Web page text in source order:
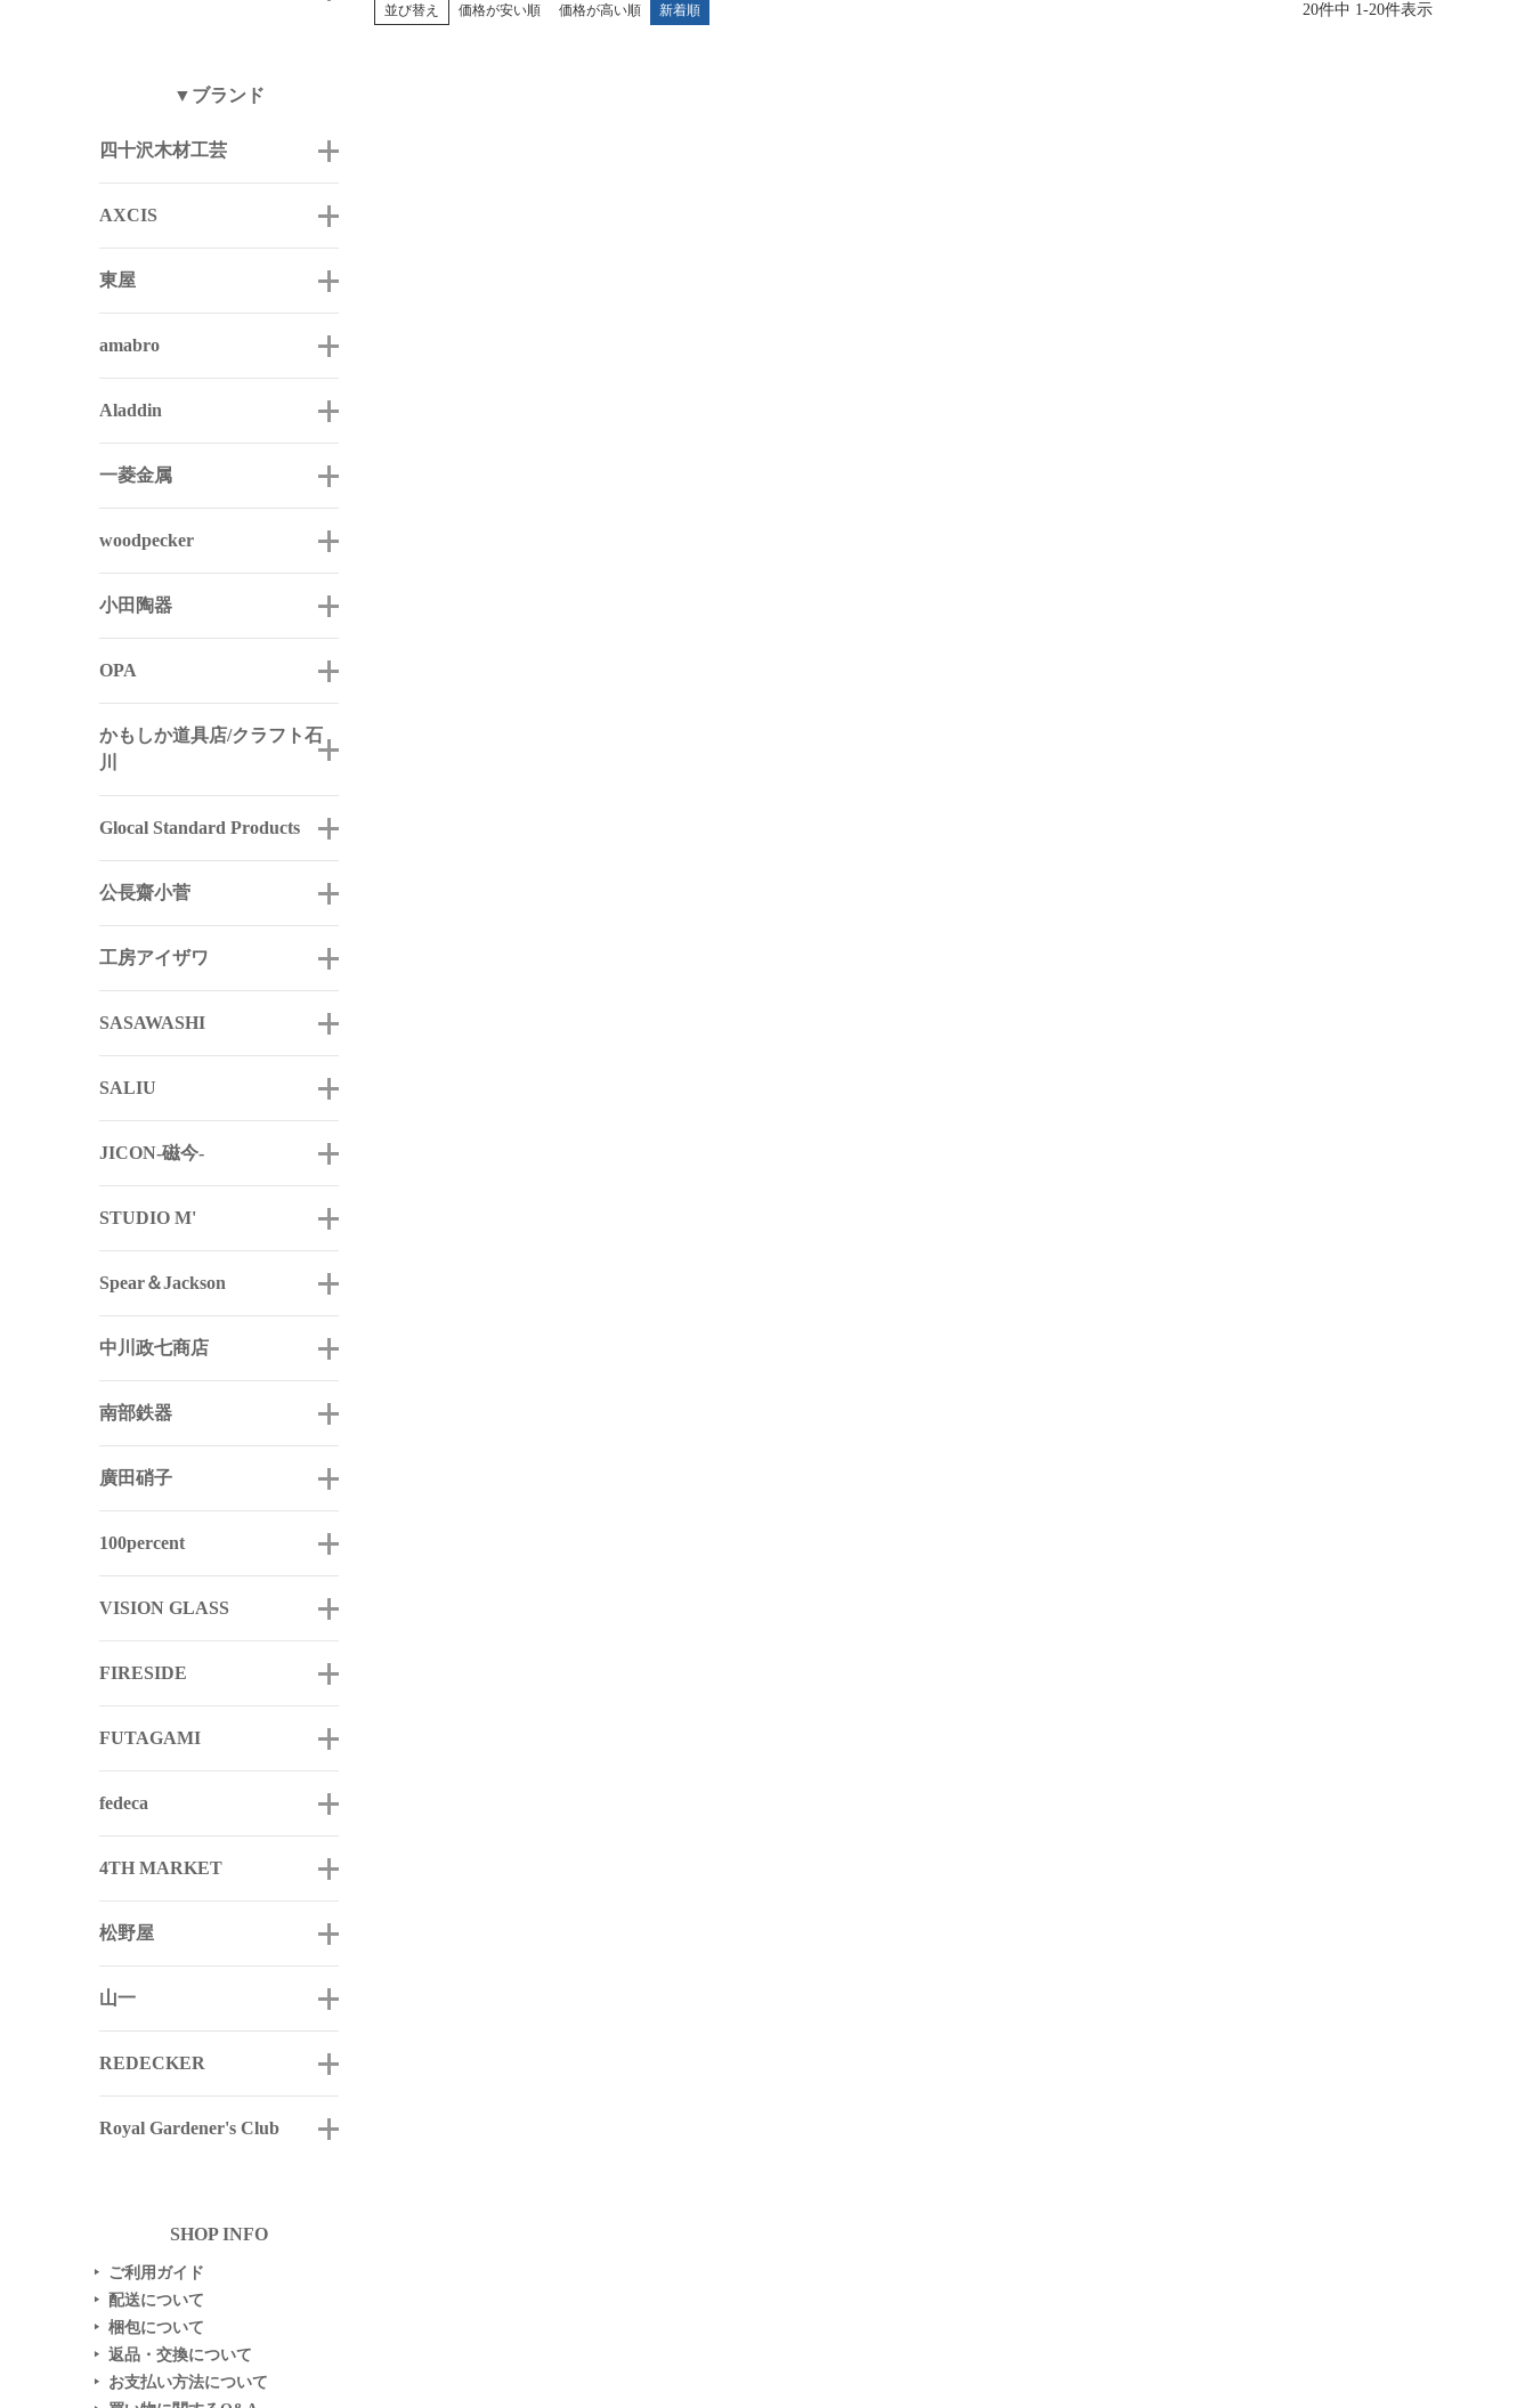
▼ブランド
四十沢木材工芸
AXCIS
東屋
amabro
Aladdin
一菱金属
woodpecker
小田陶器
OPA
かもしか道具店/クラフト石
川
Glocal Standard Products
公長齋小菅
工房アイザワ
SASAWASHI
SALIU
JICON-磁今-
STUDIO M'
Spear＆Jackson
中川政七商店
南部鉄器
廣田硝子
100percent
VISION GLASS
FIRESIDE
FUTAGAMI
fedeca
4TH MARKET
松野屋
山一
REDECKER
Royal Gardener's Club
SHOP INFO
▶ ご利用ガイド
▶ 配送について
▶ 梱包について
▶ 返品・交換について
▶ お支払い方法について
並び替え 価格が安い順 価格が高い順 新着順 20件中 1-20件表示